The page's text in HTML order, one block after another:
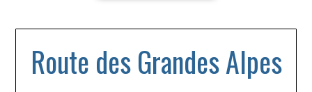
Route des Grandes Alpes